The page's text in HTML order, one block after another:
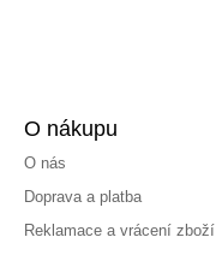
O nákupu
O nás
Doprava a platba
Reklamace a vrácení zboží